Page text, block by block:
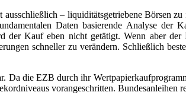
– liquiditätsgetriebene Börsen
Daten basierende Analyse der
der Kauf eben nicht getätigt. Wenn aber
schneller zu verändern. Schließlich
Da die EZB durch ihr
vorangeschritten.